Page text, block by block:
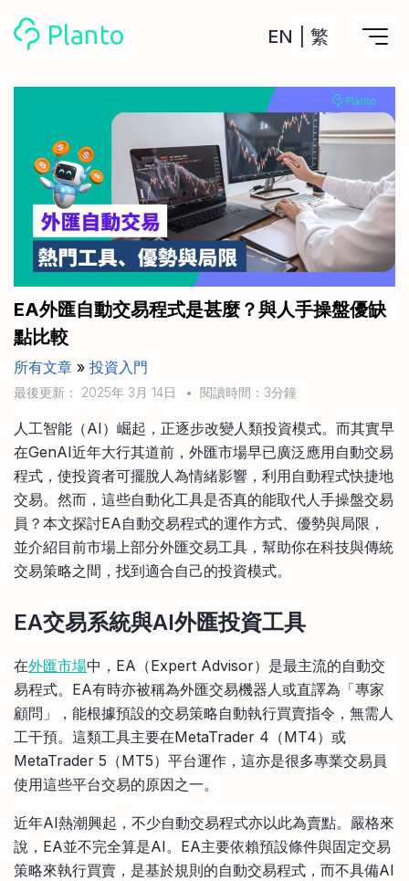
EN 繁
計劃買樓
計劃買樓第一步
全功能記賬
管理及分析所有戶口
管理MPF戶口
一次過管理所有強積金戶口
申請清卡數/私人貸款
CreFIT x Planto推廣優惠
工具
私人貸款
年利率/APR/年息比較
投資戶口 (美股)
比較最抵美股投資戶口
投資戶口 (港股)
比較最抵港股投資戶口
月供股票計劃
比較最抵月供計劃戶口
比較定存利率
信用卡
比較各種最優惠信用卡
關於我們
Academy
Marketplace
其他網站
手機App與理財資訊
商業解決方案
企業服務
EA外匯自動交易程式是甚麼？與人手操盤優缺
點比較
所有文章 » 投資入門
最後更新： 2025年 3月 14日 • 閱讀時間：3分鐘
人工智能（AI）崛起，正逐步改變人類投資模式。而其實早
在GenAI近年大行其道前，外匯市場早已廣泛應用自動交易
程式，使投資者可擺脫人為情緒影響，利用自動程式快捷地
交易。然而，這些自動化工具是否真的能取代人手操盤交易
員？本文探討EA自動交易程式的運作方式、優勢與局限，
並介紹目前市場上部分外匯交易工具，幫助你在科技與傳統
交易策略之間，找到適合自己的投資模式。
EA交易系統與AI外匯投資工具
在外匯市場中，EA（Expert Advisor）是最主流的自動交
易程式。EA有時亦被稱為外匯交易機器人或直譯為「專家
顧問」，能根據預設的交易策略自動執行買賣指令，無需人
工干預。這類工具主要在MetaTrader 4（MT4）或
MetaTrader 5（MT5）平台運作，這亦是很多專業交易員
使用這些平台交易的原因之一。
近年AI熱潮興起，不少自動交易程式亦以此為賣點。嚴格來
說，EA並不完全算是AI。EA主要依賴預設條件與固定交易
策略來執行買賣，是基於規則的自動交易程式，而不具備AI